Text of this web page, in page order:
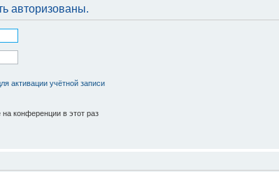
авторизованы.
активации учётной записи
конференции в этот раз